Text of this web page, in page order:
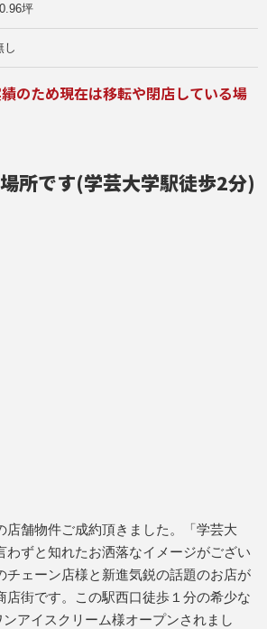
坪
し
のため現在は移転や閉店している場
所です(学芸大学駅徒歩2分)
店舗物件ご成約頂きました。「学芸大
わずと知れたお洒落なイメージがござい
チェーン店様と新進気鋭の話題のお店が
店街です。この駅西口徒歩１分の希少な
アイスクリーム様オープンされまし